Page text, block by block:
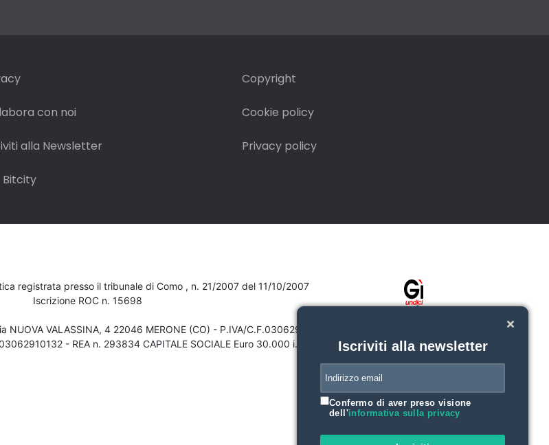
con noi
alla Newsletter
Bitcity
Copyright
Cookie policy
Privacy policy
registrata presso il tribunale di Como , n. 21/2007 del 11/10/2007
Iscrizione ROC n. 15698
NUOVA VALASSINA, 4 22046 MERONE (CO) - P.IVA/C.F.03062910132
- REA n. 293834 CAPITALE SOCIALE Euro 30.000 i.v.
Iscriviti alla newsletter
Confermo di aver preso visione
dell'informativa sulla privacy